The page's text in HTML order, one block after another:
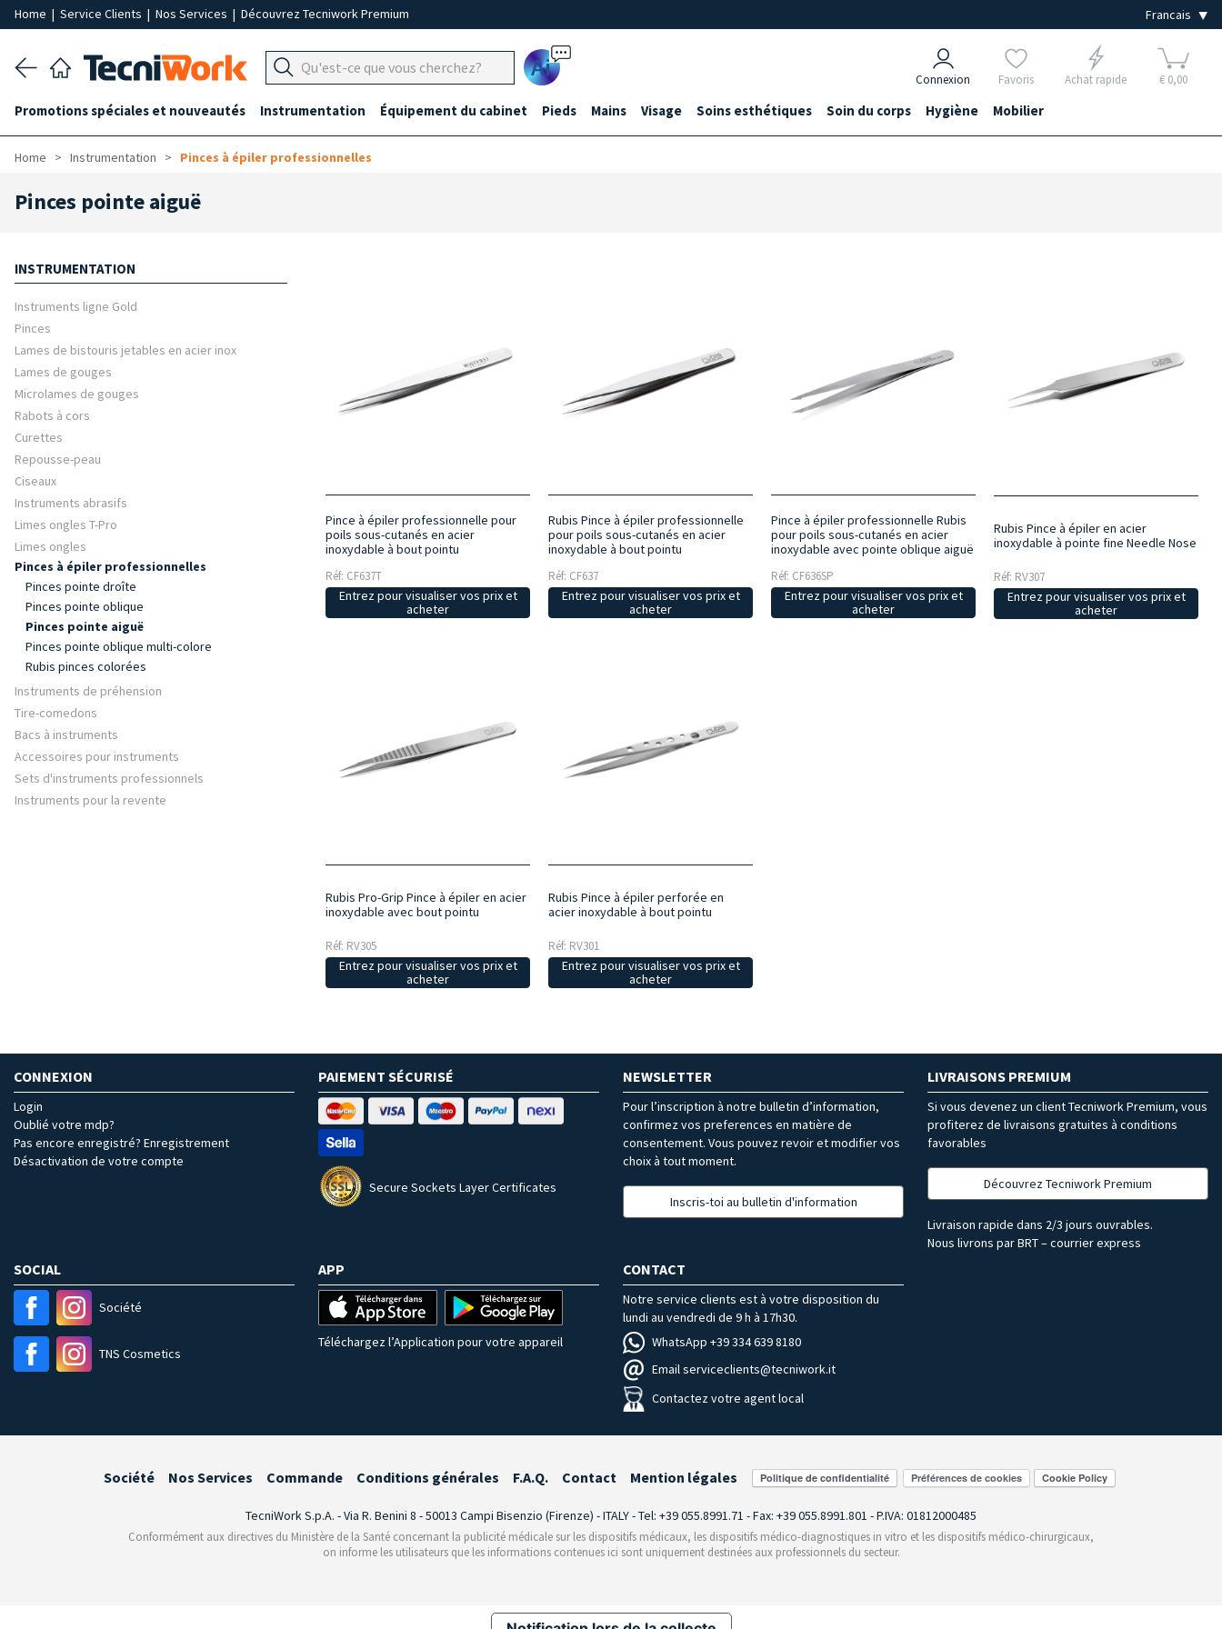
Home | Service Clients | Nos Services | Découvrez Tecniwork Premium
Ai Connexion Favoris Achat rapide € 0,00
Promotions spéciales et nouveautés Instrumentation Équipement du cabinet Pieds Mains Visage Soins esthétiques Soin du corps Hygiène Mobilier
Home Instrumentation Pinces à épiler professionnelles
Pinces pointe aiguë
INSTRUMENTATION
Instruments ligne Gold
Pinces
Lames de bistouris jetables en acier inox
Lames de gouges
Microlames de gouges
Rabots à cors
Curettes
Repousse-peau
Ciseaux
Instruments abrasifs
Limes ongles T-Pro
Limes ongles
Pinces à épiler professionnelles
Pinces pointe droîte
Pinces pointe oblique
Pinces pointe aiguë
Pinces pointe oblique multi-colore
Rubis pinces colorées
Instruments de préhension
Tire-comedons
Bacs à instruments
Accessoires pour instruments
Sets d'instruments professionnels
Instruments pour la revente
Pince à épiler professionnelle pour
poils sous-cutanés en acier
inoxydable à bout pointu
Réf: CF637T
Entrez pour visualiser vos prix et
acheter
Rubis Pince à épiler professionnelle
pour poils sous-cutanés en acier
inoxydable à bout pointu
Réf: CF637
Entrez pour visualiser vos prix et
acheter
Pince à épiler professionnelle Rubis
pour poils sous-cutanés en acier
inoxydable avec pointe oblique aiguë
Réf: CF636SP
Entrez pour visualiser vos prix et
acheter
Rubis Pince à épiler en acier
inoxydable à pointe fine Needle Nose
Réf: RV307
Entrez pour visualiser vos prix et
acheter
Rubis Pro-Grip Pince à épiler en acier
inoxydable avec bout pointu
Réf: RV305
Entrez pour visualiser vos prix et
acheter
Rubis Pince à épiler perforée en
acier inoxydable à bout pointu
Réf: RV301
Entrez pour visualiser vos prix et
acheter
CONNEXION
Login
Oublié votre mdp?
Pas encore enregistré? Enregistrement
Désactivation de votre compte
PAIEMENT SÉCURISÉ
Secure Sockets Layer Certificates
NEWSLETTER
Pour l’inscription à notre bulletin d’information,
confirmez vos preferences en matière de
consentement. Vous pouvez revoir et modifier vos
choix à tout moment.
Inscris-toi au bulletin d'information
LIVRAISONS PREMIUM
Si vous devenez un client Tecniwork Premium, vous
profiterez de livraisons gratuites à conditions
favorables
Découvrez Tecniwork Premium
Livraison rapide dans 2/3 jours ouvrables.
Nous livrons par BRT – courrier express
SOCIAL
Société
TNS Cosmetics
APP
Téléchargez l’Application pour votre appareil
CONTACT
Notre service clients est à votre disposition du
lundi au vendredi de 9 h à 17h30.
WhatsApp +39 334 639 8180
Email serviceclients@tecniwork.it
Contactez votre agent local
Société Nos Services Commande Conditions générales F.A.Q. Contact Mention légales Préférences de cookies
TecniWork S.p.A. - Via R. Benini 8 - 50013 Campi Bisenzio (Firenze) - ITALY - Tel: +39 055.8991.71 - Fax: +39 055.8991.801 - P.IVA: 01812000485
Conformément aux directives du Ministère de la Santé concernant la publicité médicale sur les dispositifs médicaux, les dispositifs médico-diagnostiques in vitro et les dispositifs médico-chirurgicaux,
on informe les utilisateurs que les informations contenues ici sont uniquement destinées aux professionnels du secteur.